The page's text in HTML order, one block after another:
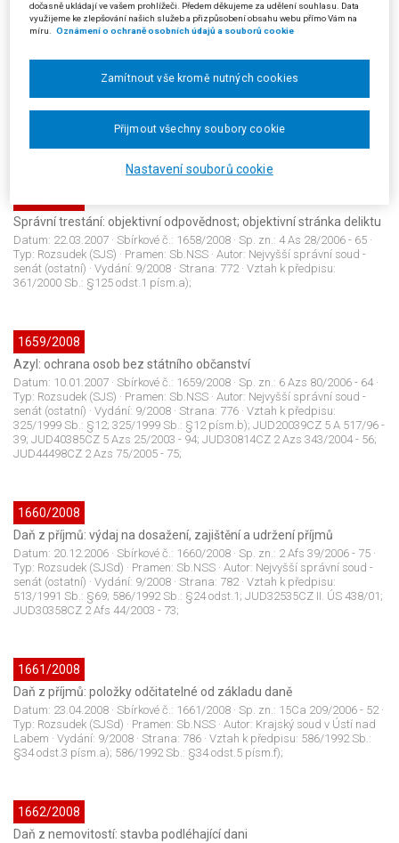
19.05.2008· Sbírkové č.: 1657/2008· Sp. zn.:2 As 8/2008 - 39
Typ:Rozsudek (SJS)· Pramen:Sb.NSS· Autor:Nejvyšší správní soud -
senát (ostatní)· Vydání:9/2008· Strana:768· Vztah k předpisu:50/1976
Sb.: §59 odst.1 písm.b); 50/1976 Sb.: §139 písm.f); 500/2004 Sb.: §28
Správní trestání: objektivní odpovědnost; objektivní stránka deliktu
Datum: 22.03.2007 · Sbírkové č.: 1658/2008 · Sp. zn.: 4 As 28/2006 - 65 ·
Typ: Rozsudek (SJS) · Pramen: Sb.NSS · Autor: Nejvyšší správní soud -
senát (ostatní) · Vydání: 9/2008 · Strana: 772· Vztah k předpisu:
361/2000 Sb.: §125 odst.1 písm.a);
1659/2008
Azyl: ochrana osob bez státního občanství
Datum: 10.01.2007 · Sbírkové č.: 1659/2008 · Sp. zn.: 6 Azs 80/2006 - 64·
Typ: Rozsudek (SJS) · Pramen: Sb.NSS · Autor: Nejvyšší správní soud -
senát (ostatní) · Vydání: 9/2008 · Strana: 776 · Vztah k předpisu:
325/1999 Sb.: §12; 325/1999 Sb.: §12 písm.b); JUD20039CZ 5 A 517/96 -
39; JUD40385CZ 5 Azs 25/2003 - 94; JUD30814CZ 2 Azs 343/2004 - 56;
JUD44498CZ 2 Azs 75/2005 - 75;
1660/2008
Daň z příjmů: výdaj na dosažení, zajištění a udržení příjmů
Datum: 20.12.2006 · Sbírkové č.: 1660/2008 · Sp. zn.: 2 Afs 39/2006 - 75 ·
Typ: Rozsudek (SJSd) · Pramen: Sb.NSS · Autor: Nejvyšší správní soud -
senát (ostatní) · Vydání: 9/2008 · Strana: 782· Vztah k předpisu:
513/1991 Sb.: §69; 586/1992 Sb.: §24 odst.1; JUD32535CZ II. ÚS 438/01;
JUD30358CZ 2 Afs 44/2003 - 73;
1661/2008
Daň z příjmů: položky odčitatelné od základu daně
Datum: 23.04.2008 · Sbírkové č.: 1661/2008 · Sp. zn.: 15Ca 209/2006 - 52·
Typ: Rozsudek (SJSd) · Pramen: Sb.NSS · Autor: Krajský soud v Ústí nad
Labem · Vydání: 9/2008 · Strana: 786 · Vztah k předpisu: 586/1992 Sb.:
§34 odst.3 písm.a); 586/1992 Sb.: §34 odst.5 písm.f);
1662/2008
Daň z nemovitostí: stavba podléhající dani
dočasně ukládají ve vašem prohlížeči. Předem děkujeme za udělení souhlasu. Data
využijeme ke zlepšování našich služeb a přizpůsobení obsahu webu přímo Vám na
míru. Oznámení o ochraně osobních údajů a souborů cookie
Nastavení souborů cookie
Zamítnout vše kromě nutných cookies
Přijmout všechny soubory cookie